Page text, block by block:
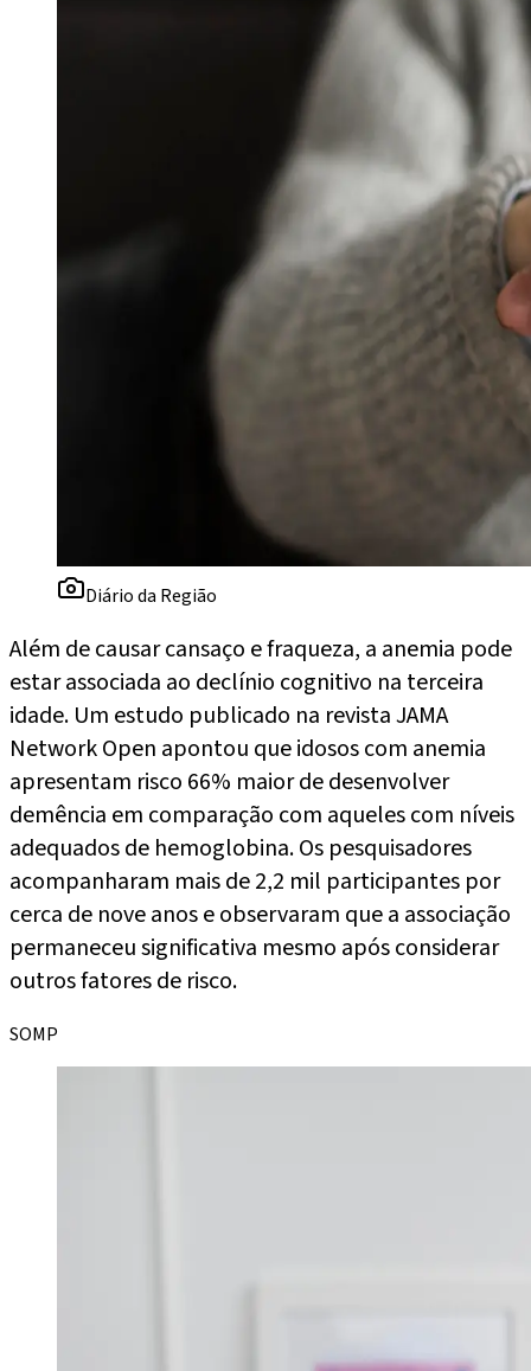
Diário da Região
Além de causar cansaço e fraqueza, a anemia pode
estar associada ao declínio cognitivo na terceira
idade. Um estudo publicado na revista JAMA
Network Open apontou que idosos com anemia
apresentam risco 66% maior de desenvolver
demência em comparação com aqueles com níveis
adequados de hemoglobina. Os pesquisadores
acompanharam mais de 2,2 mil participantes por
cerca de nove anos e observaram que a associação
permaneceu significativa mesmo após considerar
outros fatores de risco.
SOMP